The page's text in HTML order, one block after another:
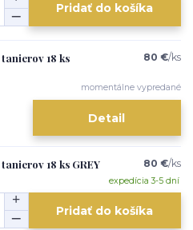
Pridať do košíka
18 ks
80 €/ks
momentálne vypredané
Detail
18 ks GREY 80 €/ks
expedícia 3-5 dní
Pridať do košíka